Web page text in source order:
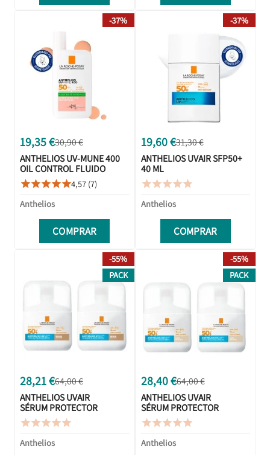
19,35 €30,90 €
ANTHELIOS UV-MUNE 400
OIL CONTROL FLUIDO
SPF50+ CON COLOR 50ML
4,57 (7)
Anthelios
COMPRAR
-37%
19,60 €31,30 €
ANTHELIOS UVAIR SFP50+
40 ML

Anthelios
COMPRAR
-37%
28,21 €64,00 €
ANTHELIOS UVAIR
SÉRUM PROTECTOR
SOLAR COLOR
MEDIUM 50ML +
50ML DUPLO
PROMOCION

Anthelios
-55%
PACK
28,40 €64,00 €
ANTHELIOS UVAIR
SÉRUM PROTECTOR
SOLAR CON COLOR
LIGHT 50ML + 50ML
DUPLO
PROMOCION

Anthelios
-55%
PACK